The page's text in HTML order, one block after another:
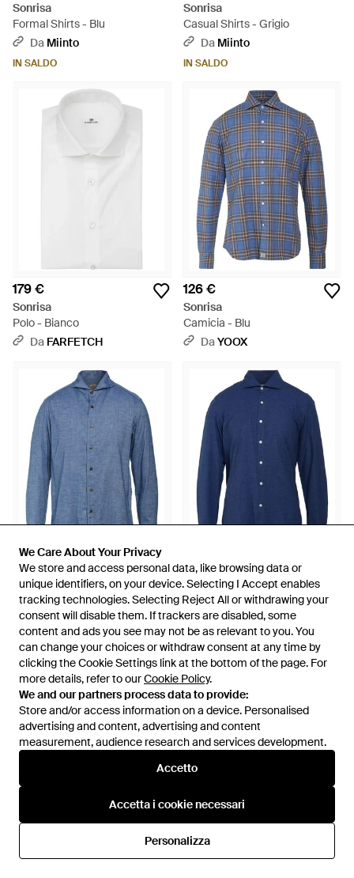
We Care About Your Privacy
We store and access personal data, like browsing data or
unique identifiers, on your device. Selecting I Accept enables
tracking technologies. Selecting Reject All or withdrawing your
consent will disable them. If trackers are disabled, some
content and ads you see may not be as relevant to you. You
can change your choices or withdraw consent at any time by
clicking the Cookie Settings link at the bottom of the page. For
more details, refer to ourCookie Policy.
We and our partners process data to provide:
Store and/or access information on a device. Personalised
advertising and content, advertising and content
measurement, audience research and services development.
Accetto
Accetta i cookie necessari
Personalizza
We Care About Your Privacy
We store and access personal data, like browsing data or
unique identifiers, on your device. Selecting I Accept enables
tracking technologies. Selecting Reject All or withdrawing your
consent will disable them. If trackers are disabled, some
content and ads you see may not be as relevant to you. You
can change your choices or withdraw consent at any time by
clicking the Cookie Settings link at the bottom of the page. For
more details, refer to ourCookie Policy.
We and our partners process data to provide:
Store and/or access information on a device. Personalised
advertising and content, advertising and content
measurement, audience research and services development.
Accetto
Accetta i cookie necessari
Personalizza
Sonrisa
Formal Shirts - Blu
Da Miinto
IN SALDO
Sonrisa
Casual Shirts - Grigio
Da Miinto
IN SALDO
179 €
Sonrisa
Polo - Bianco
Da FARFETCH
126 €
Sonrisa
Camicia - Blu
DaYOOX
126 €
Sonrisa
Camicia - Blu
DaYOOX
126 €
Sonrisa
Camicia - Blu
DaYOOX
124 €